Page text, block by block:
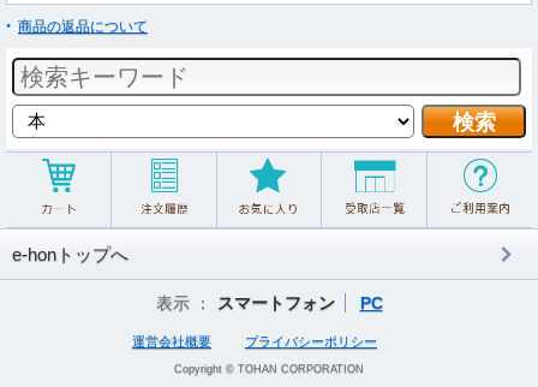
商品の返品について
e-honトップへ
表示 ： スマートフォン PC
運営会社概要 プライバシーポリシー
Copyright © TOHAN CORPORATION